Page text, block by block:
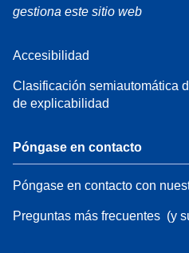
gestiona este sitio web
Accesibilidad
Clasificación semiautomática
de explicabilidad
Póngase en contacto
Póngase en contacto con
Preguntas más frecuentes (y